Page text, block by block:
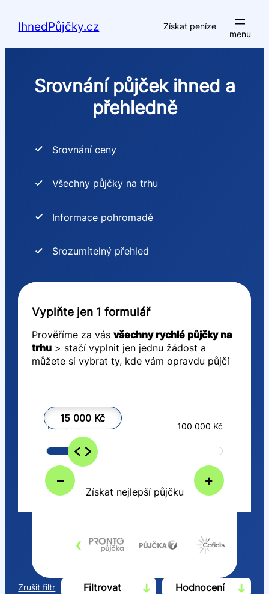
IhnedPůjčky.cz Získat peníze
Srovnání půjček ihned a
přehledně
Srovnání ceny
Všechny půjčky na trhu
Informace pohromadě
Srozumitelný přehled
Vyplňte jen 1 formulář
Prověříme za vás všechny rychlé půjčky na
trhu> stačí vyplnit jen jednu žádost a
můžete si vybrat ty, kde vám opravdu půjčí
15 000 Kč
– +
1 000 Kč 100 000 Kč
Získat nejlepší půjčku
‹ ›
Zrušit filtr Filtrovat Hodnocení